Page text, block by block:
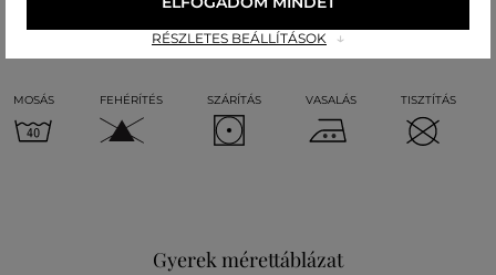
Kezelési útmutató
MOSÁS FEHÉRÍTÉS SZÁRÍTÁS VASALÁS TISZTÍTÁS
Gyerek mérettáblázat
RÉSZLETES BEÁLLÍTÁSOK